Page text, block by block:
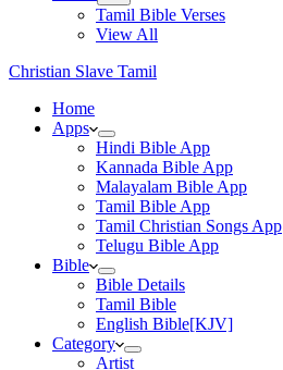
Tamil Bible Verses
View All
Christian Slave Tamil
Home
Apps
Hindi Bible App
Kannada Bible App
Malayalam Bible App
Tamil Bible App
Tamil Christian Songs App
Telugu Bible App
Bible
Bible Details
Tamil Bible
English Bible[KJV]
Category
Artist